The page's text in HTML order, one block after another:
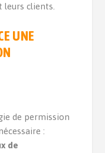
leurs clients.
UNE
de permission
:
de